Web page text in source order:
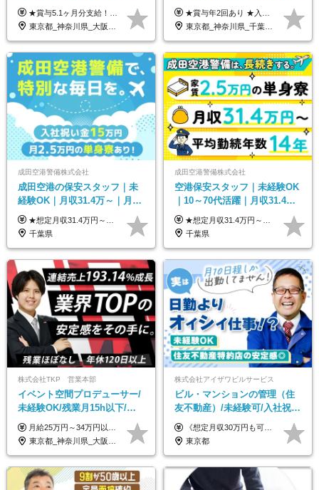
収730万円も可／食事手当あり
／年休120日以上
★賞与5.1ヶ月分支給！ ★入社3年目・30代で年収730万円の先輩も活躍中！ ★入社1年目・20代で月収29万円の実績あり 月給：22.5万円～30.5万円＋各種手当＋賞与年2回＋残業代全額支給 ※経験・能力などを考慮のうえ決定します ※上記月給には食事手当(5000円／月）を含みます ※残業代は分単位で100％支給いたします ※試用期間3ヶ月。その間の給与・待遇に差異はありません 【月収例】 ◆33.5万円／31歳 入社7か月 ◆38.5万円／32歳 入社1年目 ◆48.4万円／44歳 入社12年目 ※経験・能力などを考慮のうえ決定 ※月収・給与例には休日手当も含みます 【手当詳細】 ◆交通費規定支給（上限3万5000円／月） ◆時間外手当全額支給 ◆休日出勤手当 ◆港湾住宅あり（1R・2万円台～） ◆資格取得支援制度：全額負担 ◆地域手当：関東地区1万円／月
東京都_神奈川県_大阪府_愛知県_兵庫県
勤務地で募集中◆ブランクあ
りOK◆室内業務がメイン
★賞与年2回あり ★入社祝い金3万円支給 ★出産祝い金や育児支援金などの手当も充実！ ≪給与モデル≫ 【東京】基本給27万2780円/月給＋時間外手当（25h） 【愛知】基本給25万4990円/月給＋時間外手当（25h） 【大阪】基本給25万4990円/月給＋時間外手当（25h） 【福岡】基本給23万7200円/月給＋時間外手当（25h） -------------- ▽各地の給与は下記をご確認ください！ ■北海道 月給20万円～ ■東北 月給20万円～ ■北関東 埼玉／月給22万5000円～ 茨城・群馬・新潟／月給20万円～ ■南関東 東京・神奈川／月給23万円～ 千葉／月給22万5000円～ 山梨／月給20万円～ ■中部 愛知／月給21万5000円～ 長野・岐阜・三重／月給20万円～ ■関西 大阪／月給21万5000円～ 京都・兵庫／月給21万円～ 滋賀・奈良／月給20万円～ ■中四国 岡山・山口・四国・広島／月給20万円～ ■九州 福岡・鹿児島・長崎／月給20万円～
東京都_神奈川県_千葉県_北海道_福島県_長野県_岐阜県_三重県_京都府_福岡県
成田空港警備株式会社
成田空港の保安スタッフ｜未
経験OK｜月収31.4万～｜月
2.5万の単身寮｜住宅手当&家
族手当｜入社祝い金15万
★想定月収31.4万円～＋賞与年2回（59万円以上） ★入社お祝い金15万円支給 ★水道+光熱費無料の家賃がリーズナブルな社員寮(単身寮)あり！ ★住宅手当&家族手当あり 月給24万5000円以上(基本給21万1000円＋業務別手当35,000円)＋賞与年2回（賞与支給額：59万円以上を想定）＋残業代全額 ※みなし残業なし！残業代は全額支給します。 ※資格手当・深夜手当など、様々な手当をご用意しています。 ※入社お祝い金は１か月経過後、3ヶ月経過後、6ヶ月経過後に各5万円ずつ給与に加算して支給いたします。 ※指定の検定資格をお持ちの方には別途手当を支給します。入社後に取得した場合は給与に加算し支給します。 ・施設警備 1級7,000円 2級4,000円 ・交通誘導 1級7,000円 2級4,000円 ・雑踏警備 1級7,000円 2級4,000円 など
千葉県
成田空港警備株式会社
空港保安スタッフ｜未経験OK
｜10～70代活躍｜月収31.4万
&賞与年2回｜家族・住宅手当
｜光熱費0円の単身寮
★想定月収31.4万円～＋賞与年2回（59万円以上） ★入社お祝い金15万円支給 ★水道+光熱費無料の家賃がリーズナブルな社員寮(単身寮)あり！ 月給24万5000円以上(基本給21万1000円＋業務別手当35,000円)＋賞与年2回（賞与支給額：59万円以上を想定）＋残業代全額 ※みなし残業なし！残業代は全額支給します。 ※資格手当・深夜手当など、様々な手当をご用意しています。 ※入社お祝い金は１か月経過後、3ヶ月経過後、6ヶ月経過後に各5万円ずつ給与に加算して支給いたします。 ※指定の検定資格をお持ちの方には別途手当を支給します。入社後に取得した場合は給与に加算し支給します。 ・施設警備 1級7,000円 2級4,000円 ・交通誘導 1級7,000円 2級4,000円 ・雑踏警備 1級7,000円 2級4,000円 など
千葉県
株式会社TKP 営業本部
イベント空間プロデューサー/
未経験OK/残業月15h以下/豊
富な福利厚生/全国募集/平均有
給取得日数14.9日
月給25万円～34万円以上＋各種手当＋残業代＋賞与年2回（昨年度2～4ヶ月分） 初年度想定年収：350万円～ ＜クラス・経験別の月給目安＞ ■メンバークラス：月給25万円以上 ■店長やSVなどのマネジメント経験者：月給30万円～スタート可 ■リーダークラス：月給34万円以上 ※月給は配属エリア・経験・能力を考慮して決定します（前職の経験・収入をお聞かせください）。 ※上記にはみなし残業手当20～30時間分（メンバー：3万1134円以上、経験5年以上：5万2448円以上、リーダー：5万9441円以上）を含みます。 ※超過分は別途支給いたします。
東京都_神奈川県_大阪府_愛知県_北海道_宮城県_静岡県_京都府_広島県_福岡県
株式会社アイザワビルサービス
ビル・マンションの管理（住
友不動産）/未経験可/入社祝い
金10万円/月収30万円可/40～
50代活躍/S102
《想定月収30万円も可能！/想定年収380万円》 ■月給24万5000円以上＋賞与年2回(2カ月/2025年実績)＋時間外手当＋資格手当＋役職手当＋交通費 ………… ≪昇給、賞与、および各種諸手当について≫ ◇入社お祝い金（10万円 ※3カ月精勤後支給） ◇昇給/年1回 ◇賞与/年2回(2カ月/2025年実績) ◇時間外手当 ◇資格手当 └・ビル設備管理技能士1級（1万円/月） ・ビル設備管理技能士2級（5000円/月） ・建築物環境衛生管理技術者（1万円/月） ・防火管理技能者（3000円/月） ・消防設備士乙4類（3000円/月） 他 ◇役職手当 └・班長/サブリーダー/リーダー（5000円～2万円/月） ◇物件手当（最大2万円 ※物件により異なる） ◇退職金あり ※経験・年齢・能力を考慮した上、当社規定により優遇いたします。 ※3カ月の試用期間あり。その間の給与や福利厚生に差異はありません。 《モデル年収》 ・入社1年/35歳：年収380万円 ・入社3年/38歳：年収400万円
東京都